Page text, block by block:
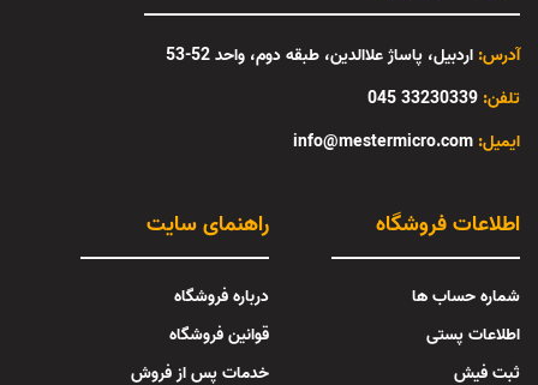
آدرس: اردبیل، پاساژ علاالدین، طبقه دوم، واحد 52-53
تلفن: 33230339 045
info@mestermicro.com :ایمیل
راهنمای سایت
درباره فروشگاه
قوانین فروشگاه
خدمات پس از فروش
اطلاعات فروشگاه
شماره حساب ها
اطلاعات پستی
ثبت فیش